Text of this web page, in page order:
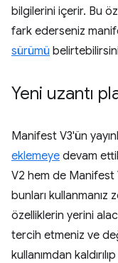
bilgilerini içerir. Bu
fark ederseniz
sürümü
Yeni uzantı
Manifest V3'ün
eklemeye devam
V2 hem de Manifest
bunları kullanmanız
özelliklerin yerini
tercih etmeniz ve
kullanımdan